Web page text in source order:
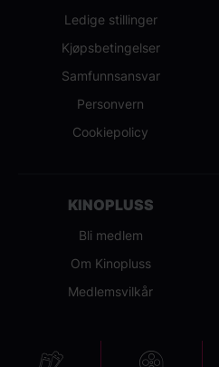
Ledige stillinger
Kjøpsbetingelser
Samfunnsansvar
Personvern
Cookiepolicy
KINOPLUSS
Bli medlem
Om Kinopluss
Medlemsvilkår